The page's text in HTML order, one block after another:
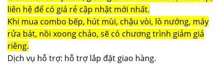
liên hệ để có giá rẻ cập nhật mới nhất.
Khi mua combo bếp, hút mùi, chậu vòi, lò nướng, máy
rửa bát, nồi xoong chảo, sẽ có chương trình giảm giá
riêng.
Dịch vụ hỗ trợ: hỗ trợ lắp đặt giao hàng.